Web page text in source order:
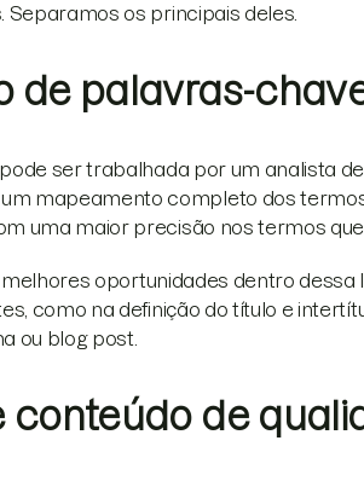
os principais deles.
de palavras-
ser trabalhada por um analista
um mapeamento completo dos
uma maior precisão nos termos
oportunidades dentro
como na definição do título e
ou blog post.
conteúdo de